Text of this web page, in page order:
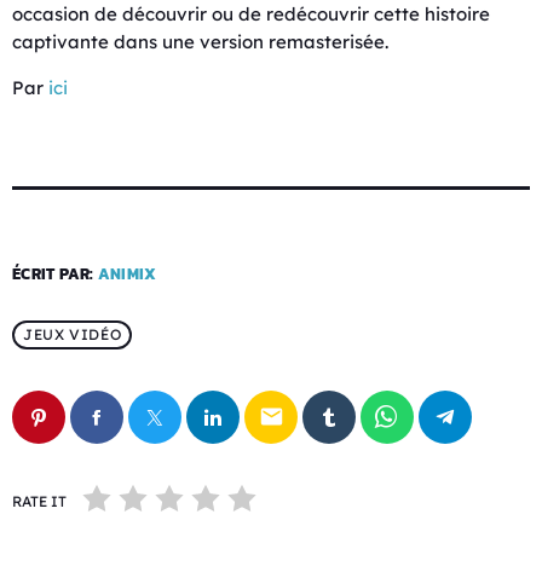
occasion de découvrir ou de redécouvrir cette histoire
captivante dans une version remasterisée.
Par ici
ÉCRIT PAR: ANIMIX
JEUX VIDÉO
email
RATE IT